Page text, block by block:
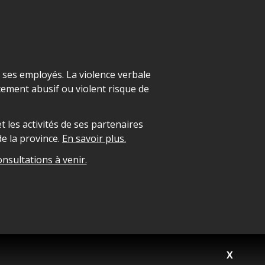
X
employés. La violence verbale
abusif ou violent risque de
les activités de ses partenaires
la province. En savoir plus.
à venir.